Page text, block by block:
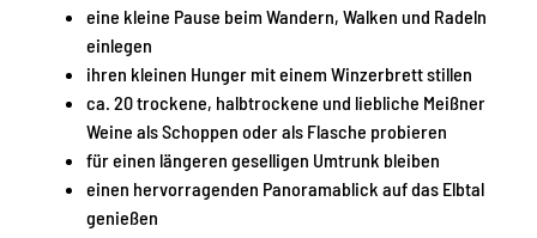
eine kleine Pause beim Wandern, Walken und Radeln
einlegen
ihren kleinen Hunger mit einem Winzerbrett stillen
ca. 20 trockene, halbtrockene und liebliche Meißner
Weine als Schoppen oder als Flasche probieren
für einen längeren geselligen Umtrunk bleiben
einen hervorragenden Panoramablick auf das Elbtal
genießen